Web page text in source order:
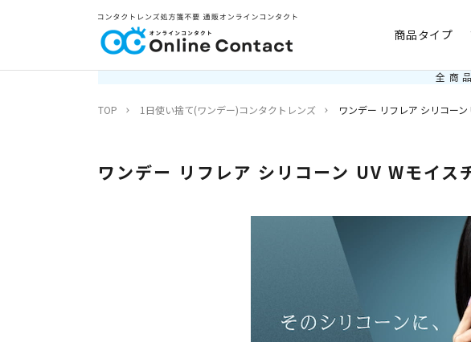
商品タイプ
全商
TOP 1日使い捨て(ワンデー)コンタクトレンズ ワンデー リフレア シリコー
ワンデー リフレア シリコーン UV Wモイス